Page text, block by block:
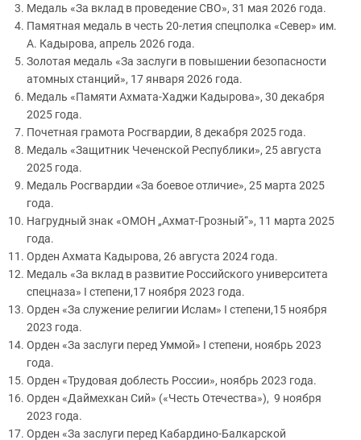
Медаль «За вклад в проведение СВО», 31 мая 2026 года.
Памятная медаль в честь 20-летия спецполка «Север» им.
А. Кадырова, апрель 2026 года.
Золотая медаль «За заслуги в повышении безопасности
атомных станций», 17 января 2026 года.
Медаль «Памяти Ахмата-Хаджи Кадырова», 30 декабря
2025 года.
Почетная грамота Росгвардии, 8 декабря 2025 года.
Медаль «Защитник Чеченской Республики», 25 августа
2025 года.
Медаль Росгвардии «За боевое отличие», 25 марта 2025
года.
Нагрудный знак «ОМОН „Ахмат-Грозный“», 11 марта 2025
года.
Орден Ахмата Кадырова, 26 августа 2024 года.
Медаль «За вклад в развитие Российского университета
спецназа» I степени,17 ноября 2023 года.
Орден «За служение религии Ислам» I степени,15 ноября
2023 года.
Орден «За заслуги перед Уммой» I степени, ноябрь 2023
года.
Орден «Трудовая доблесть России», ноябрь 2023 года.
Орден «Даймехкан Сий» («Честь Отечества»), 9 ноября
2023 года.
Орден «За заслуги перед Кабардино-Балкарской